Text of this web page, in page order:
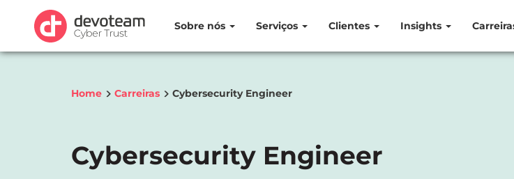
Sobre nós Serviços Clientes Insights
Home Carreiras Cybersecurity Engineer
Cybersecurity Engineer